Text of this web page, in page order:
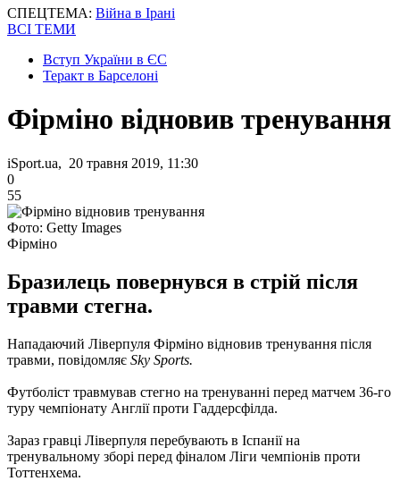
СПЕЦТЕМА: Війна в Ірані
ВСІ ТЕМИ
Вступ України в ЄС
Теракт в Барселоні
Фірміно відновив тренування
iSport.ua, 20 травня 2019, 11:30
0
55
Фото: Getty Images
Фірміно
Бразилець повернувся в стрій після
травми стегна.
Нападаючий Ліверпуля Фірміно відновив тренування після
травми, повідомляє Sky Sports.
Футболіст травмував стегно на тренуванні перед матчем 36-го
туру чемпіонату Англії проти Гаддерсфілда.
Зараз гравці Ліверпуля перебувають в Іспанії на
тренувальному зборі перед фіналом Ліги чемпіонів проти
Тоттенхема.